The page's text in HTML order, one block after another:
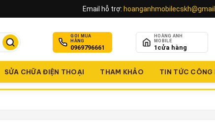
Email hỗ trợ:
GỌI MUA
HÀNG
0969796661
HOÀNG ANH
MOBILE
1 cửa hàng
SỬA CHỮA ĐIỆN THOẠI THAM KHẢO TIN TỨC CÔNG